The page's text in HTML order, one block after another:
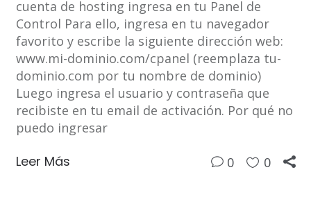
cuenta de hosting ingresa en tu Panel de
Control Para ello, ingresa en tu navegador
favorito y escribe la siguiente dirección web:
www.mi-dominio.com/cpanel (reemplaza tu-
dominio.com por tu nombre de dominio)
Luego ingresa el usuario y contraseña que
recibiste en tu email de activación. Por qué no
puedo ingresar
Leer Más 0 0